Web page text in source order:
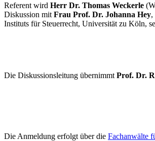
Referent wird Herr Dr. Thomas Weckerle
Diskussion mit Frau Prof. Dr. Johanna Hey,
Instituts für Steuerrecht, Universität zu Köln,
Die Diskussionsleitung übernimmt Prof. Dr.
Die Anmeldung erfolgt über die Fachanwälte